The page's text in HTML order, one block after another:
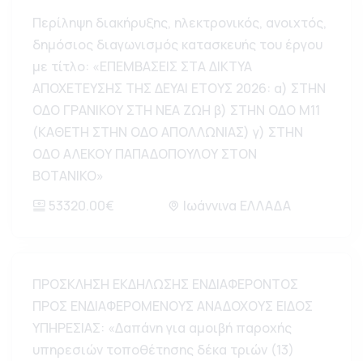
Περίληψη διακήρυξης, ηλεκτρονικός, ανοιχτός,
δημόσιος διαγωνισμός κατασκευής του έργου
με τίτλο: «ΕΠΕΜΒΑΣΕΙΣ ΣΤΑ ΔΙΚΤΥΑ
ΑΠΟΧΕΤΕΥΣΗΣ ΤΗΣ ΔΕΥΑΙ ΕΤΟΥΣ 2026: α) ΣΤΗΝ
ΟΔΟ ΓΡΑΝΙΚΟΥ ΣΤΗ ΝΕΑ ΖΩΗ β) ΣΤΗΝ ΟΔΟ Μ11
(ΚΑΘΕΤΗ ΣΤΗΝ ΟΔΟ ΑΠΟΛΛΩΝΙΑΣ) γ) ΣΤΗΝ
ΟΔΟ ΑΛΕΚΟΥ ΠΑΠΑΔΟΠΟΥΛΟΥ ΣΤΟΝ
ΒΟΤΑΝΙΚΟ»
53320.00€
Ιωάννινα ΕΛΛΑΔΑ
ΠΡΟΣΚΛΗΣΗ ΕΚΔΗΛΩΣΗΣ ΕΝΔΙΑΦΕΡΟΝΤΟΣ
ΠΡΟΣ ΕΝΔΙΑΦΕΡΟΜΕΝΟΥΣ ΑΝΑΔΟΧΟΥΣ ΕΙΔΟΣ
ΥΠΗΡΕΣΙΑΣ: «Δαπάνη για αμοιβή παροχής
υπηρεσιών τοποθέτησης δέκα τριών (13)